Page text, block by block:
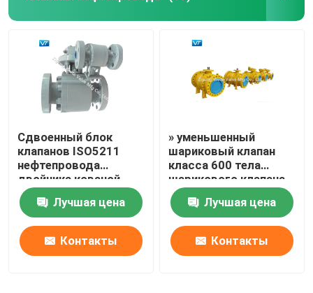
Сдвоенный блок
клапанов ISO5211
нефтепровода
двойника кованой
стали и
стравливающие
шариковые клапаны
Лучшая цена
Контакты
» уменьшенный
шариковый клапан
класса 600 тела
шарикового клапана
WCC скважины 16x14
Лучшая цена
Контакты